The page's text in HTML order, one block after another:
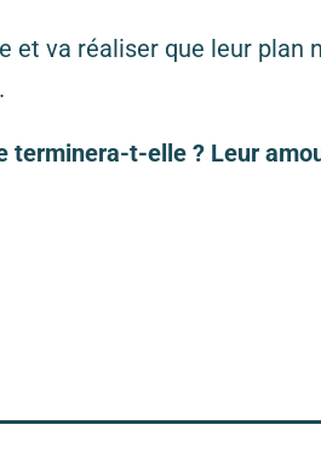
et va réaliser que leur plan
terminera-t-elle ? Leur